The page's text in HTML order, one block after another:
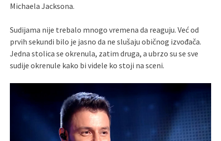
Michaela Jacksona.
Sudijama nije trebalo mnogo vremena da reaguju. Već od
prvih sekundi bilo je jasno da ne slušaju običnog izvođača.
Jedna stolica se okrenula, zatim druga, a ubrzo su se sve
sudije okrenule kako bi videle ko stoji na sceni.